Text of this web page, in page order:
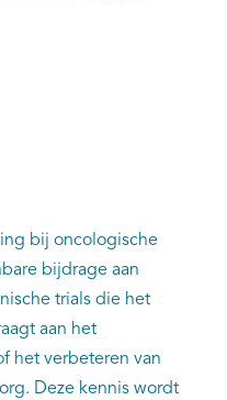
bij oncologische
bijdrage aan
trials die het
aan het
het verbeteren van
Deze kennis wordt